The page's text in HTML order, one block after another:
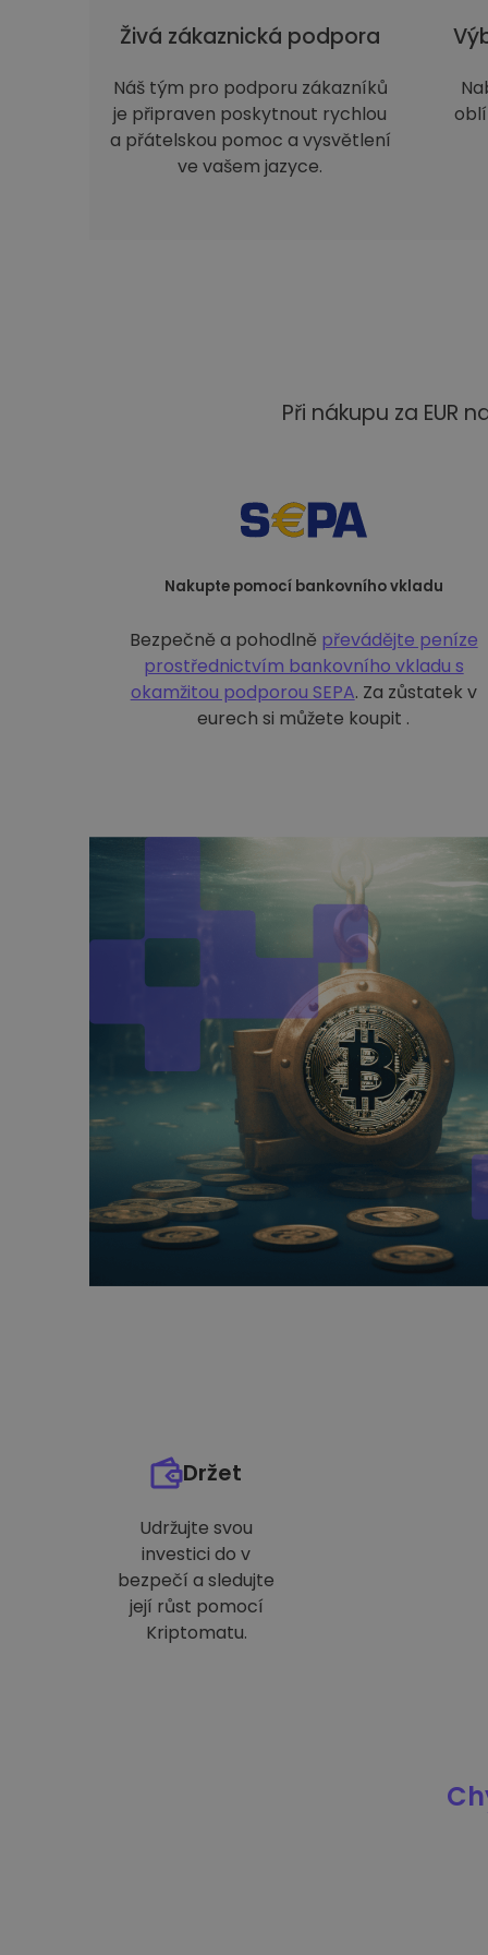
Živá zákaznická podpora
Náš tým pro podporu zákazníků
je připraven poskytnout rychlou
a přátelskou pomoc a vysvětlení
ve vašem jazyce.
Při nákupu za EUR
Nakupte pomocí bankovního vkladu
Bezpečně a pohodlně převádějte peníze
prostřednictvím bankovního vkladu s
okamžitou podporou SEPA. Za zůstatek v
eurech si můžete koupit .
Držet
Udržujte svou
investici do v
bezpečí a sledujte
její růst pomocí
Kriptomatu.